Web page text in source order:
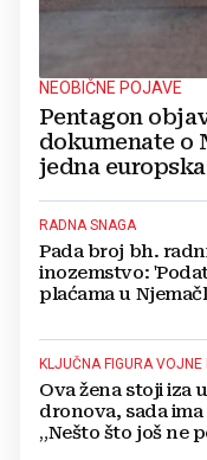
NEOBIČNE POJAVE
Pentagon
dokumenate o
jedna
RADNA SNAGA
Pada broj bh.
inozemstvo:
plaćama u
KLJUČNA FIGURA VOJNE
Ova žena stoji iza
dronova, sada
„Nešto što još ne